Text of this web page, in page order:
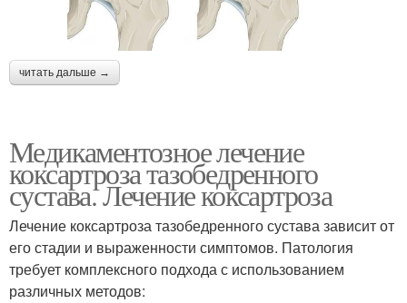
читать дальше →
Медикаментозное лечение
коксартроза тазобедренного
сустава. Лечение коксартроза
Лечение коксартроза тазобедренного сустава зависит от
его стадии и выраженности симптомов. Патология
требует комплексного подхода с использованием
различных методов: